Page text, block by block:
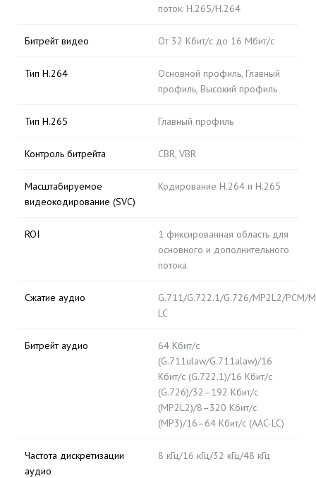
поток: H.265/H.264
Битрейт видео От 32 Кбит/с до 16 Мбит/с
Тип H.264
Основной профиль, Главный
профиль, Высокий профиль
Тип H.265 Главный профиль
Контроль битрейта CBR, VBR
Масштабируемое
видеокодирование (SVC)
Кодирование H.264 и H.265
ROI
1 фиксированная область для
основного и дополнительного
потока
Сжатие аудио
G.711/G.722.1/G.726/MP2L2/PCM/
LC
Битрейт аудио
64 Кбит/с
(G.711ulaw/G.711alaw)/16
Кбит/с (G.722.1)/16 Кбит/с
(G.726)/32–192 Кбит/с
(MP2L2)/8–320 Кбит/с
(MP3)/16–64 Кбит/с (AAC-LC)
Частота дискретизации
аудио
8 кГц/16 кГц/32 кГц/48 кГц